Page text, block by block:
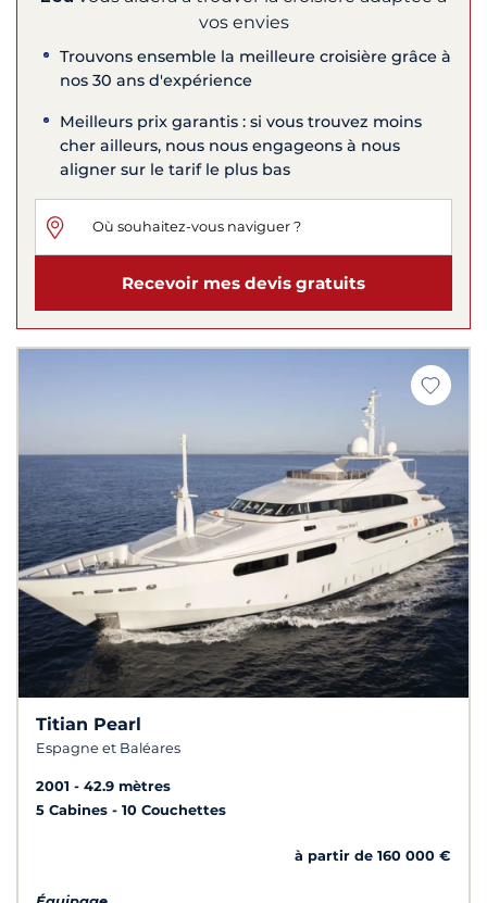
vos envies
Trouvons ensemble la meilleure croisière grâce à
nos 30 ans d'expérience
Meilleurs prix garantis : si vous trouvez moins
cher ailleurs, nous nous engageons à nous
aligner sur le tarif le plus bas
Recevoir mes devis gratuits
Titian Pearl
Espagne et Baléares
2001
42.9 mètres
5 Cabines
10 Couchettes
à partir de 160 000 €